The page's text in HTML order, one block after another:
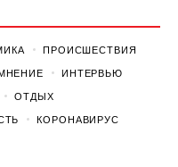
ПРОИСШЕСТВИЯ
ИНТЕРВЬЮ
ОТДЫХ
КОРОНАВИРУС